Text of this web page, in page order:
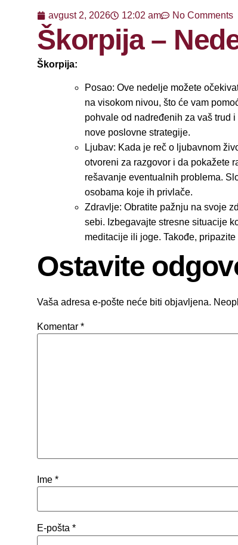
avgust 2, 2026 12:02 am No Comments
Škorpija –
Škorpija:
Posao: Ove nedelje možete
na visokom nivou, što će vam
pohvale od nadređenih za vaš trud
nove poslovne strategije.
Ljubav: Kada je reč o ljubavnom
otvoreni za razgovor i da pokažete
rešavanje eventualnih problema.
osobama koje ih privlače.
Zdravlje: Obratite pažnju na svoje
sebi. Izbegavajte stresne situacije
meditacije ili joge. Takođe,
Ostavite
Vaša adresa e-pošte neće biti objavljena.
Komentar *
Ime *
E-pošta *